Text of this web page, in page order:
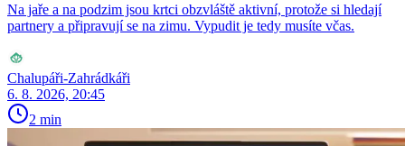
Na jaře a na podzim jsou krtci obzvláště aktivní, protože si hledají
partnery a připravují se na zimu. Vypudit je tedy musíte včas.
Chalupáři-Zahrádkáři
6. 8. 2026, 20:45
2 min